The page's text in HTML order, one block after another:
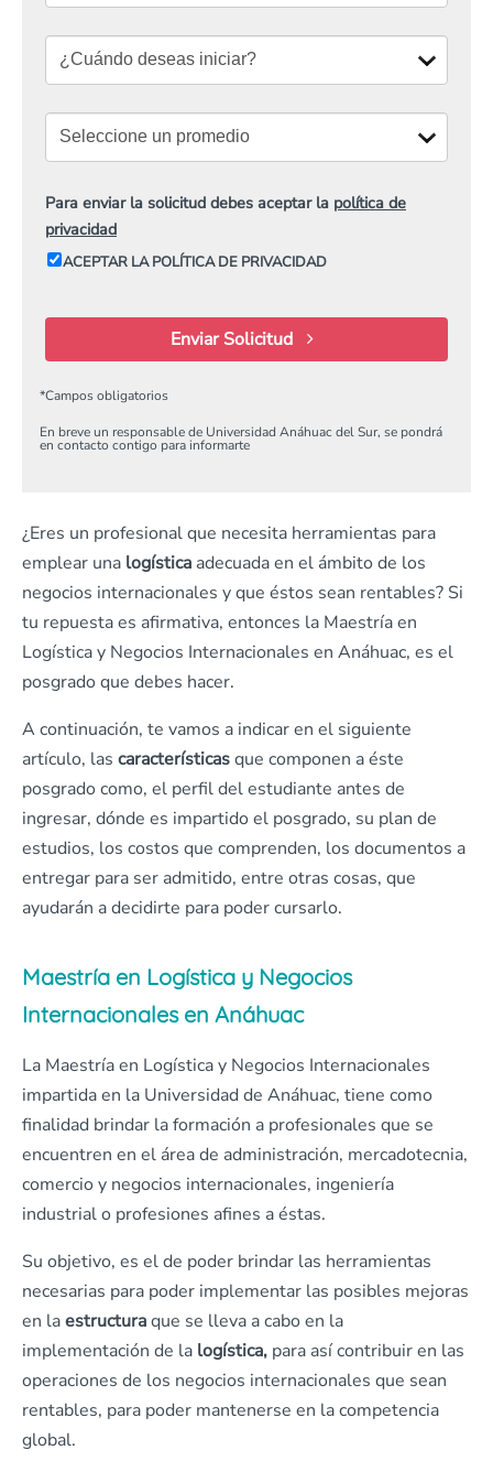
Para enviar la solicitud debes aceptar la política de
privacidad
ACEPTAR LA POLÍTICA DE PRIVACIDAD
Enviar Solicitud
*Campos obligatorios
En breve un responsable de Universidad Anáhuac del Sur, se pondrá
en contacto contigo para informarte
¿Eres un profesional que necesita herramientas para
emplear una logística adecuada en el ámbito de los
negocios internacionales y que éstos sean rentables? Si
tu repuesta es afirmativa, entonces la Maestría en
Logística y Negocios Internacionales en Anáhuac, es el
posgrado que debes hacer.
A continuación, te vamos a indicar en el siguiente
artículo, las característicasque componen a éste
posgrado como, el perfil del estudiante antes de
ingresar, dónde es impartido el posgrado, su plan de
estudios, los costos que comprenden, los documentos a
entregar para ser admitido, entre otras cosas, que
ayudarán a decidirte para poder cursarlo.
Maestría en Logística y Negocios
Internacionales en Anáhuac
La Maestría en Logística y Negocios Internacionales
impartida en la Universidad de Anáhuac, tiene como
finalidad brindar la formación a profesionales que se
encuentren en el área de administración, mercadotecnia,
comercio y negocios internacionales, ingeniería
industrial o profesiones afines a éstas.
Su objetivo, es el de poder brindar las herramientas
necesarias para poder implementar las posibles mejoras
en laestructuraque se lleva a cabo en la
implementación de la logística, para así contribuir en las
operaciones de los negocios internacionales que sean
rentables, para poder mantenerse en la competencia
global.